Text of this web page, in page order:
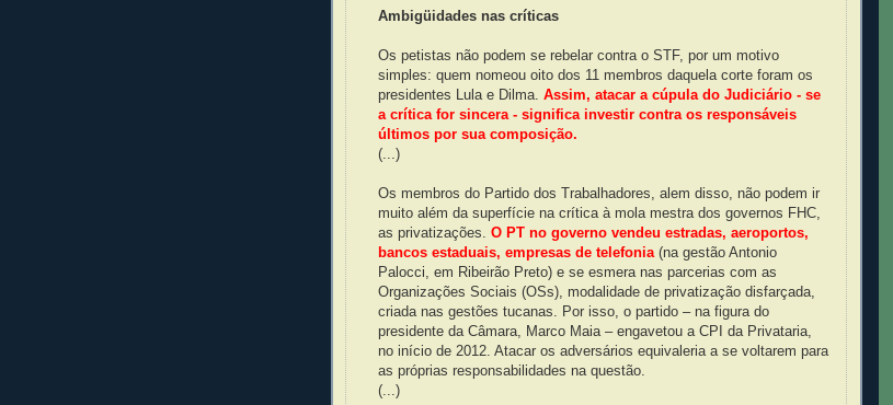
Ambigüidades nas críticas
Os petistas não podem se rebelar contra o STF, por um motivo
simples: quem nomeou oito dos 11 membros daquela corte foram os
presidentes Lula e Dilma. Assim, atacar a cúpula do Judiciário - se
a crítica for sincera - significa investir contra os responsáveis
últimos por sua composição.
(...)
Os membros do Partido dos Trabalhadores, alem disso, não podem ir
muito além da superfície na crítica à mola mestra dos governos FHC,
as privatizações. O PT no governo vendeu estradas, aeroportos,
bancos estaduais, empresas de telefonia (na gestão Antonio
Palocci, em Ribeirão Preto) e se esmera nas parcerias com as
Organizações Sociais (OSs), modalidade de privatização disfarçada,
criada nas gestões tucanas. Por isso, o partido – na figura do
presidente da Câmara, Marco Maia – engavetou a CPI da Privataria,
no início de 2012. Atacar os adversários equivaleria a se voltarem para
as próprias responsabilidades na questão.
(...)